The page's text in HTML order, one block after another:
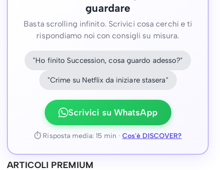
guardare
Basta scrolling infinito. Scrivici cosa cerchi e ti
rispondiamo noi con consigli su misura.
"Ho finito Succession, cosa guardo adesso?"
"Crime su Netflix da iniziare stasera"
Scrivici su WhatsApp
⏱ Risposta media: 15 min · Cos'è DISCOVER?
ARTICOLI PREMIUM